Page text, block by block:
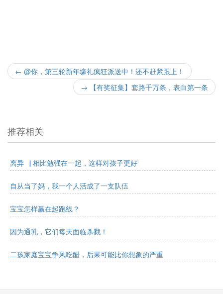
← @你，第三轮新年壕礼疯狂派送中！还不赶紧跟上！
→ 【有奖征集】套路千万条，表白第一条
推荐相关
离异▕ 相比勉强在一起，这样对孩子更好
自从当了妈，我一个人活成了一支队伍
宝宝怎样赢在起跑线？
因为通乳，它们每天面临杀戮！
二孩家庭宝宝争风吃醋，后果可能比你想象的严重